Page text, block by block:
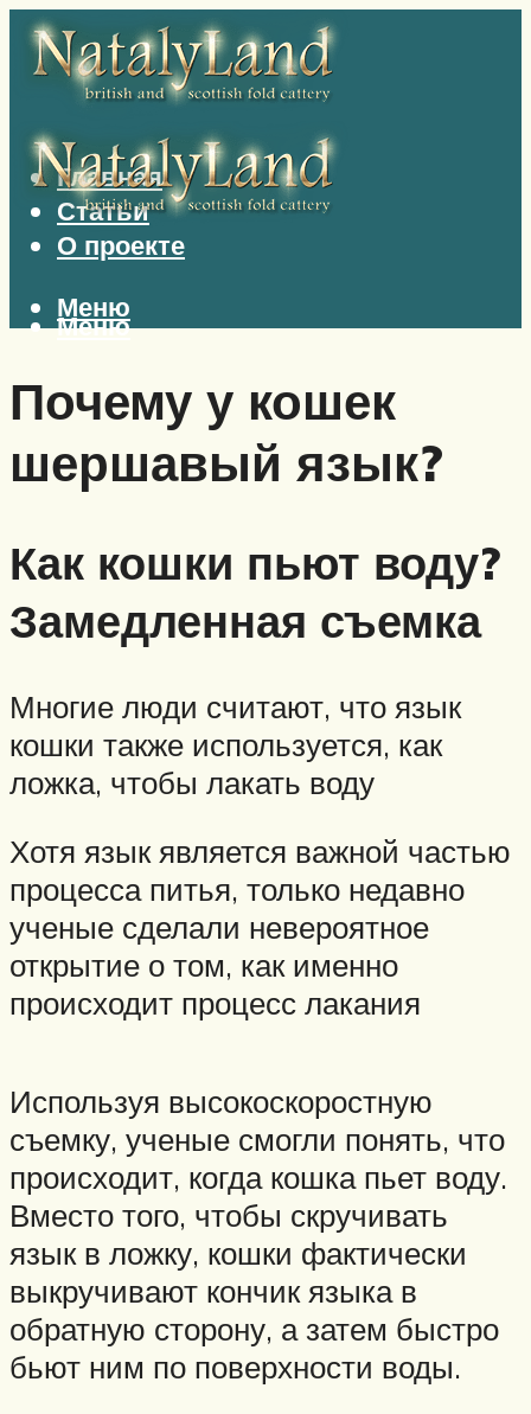
Главная
Статьи
О проекте
Меню
Меню
Почему у кошек
шершавый язык?
Как кошки пьют воду?
Замедленная съемка
Многие люди считают, что язык
кошки также используется, как
ложка, чтобы лакать воду
Хотя язык является важной частью
процесса питья, только недавно
ученые сделали невероятное
открытие о том, как именно
происходит процесс лакания
Используя высокоскоростную
съемку, ученые смогли понять, что
происходит, когда кошка пьет воду.
Вместо того, чтобы скручивать
язык в ложку, кошки фактически
выкручивают кончик языка в
обратную сторону, а затем быстро
бьют ним по поверхности воды.